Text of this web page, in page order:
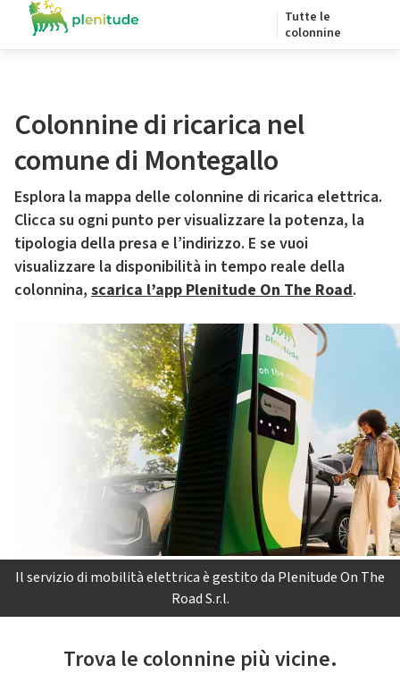
Tutte le
colonnine
Colonnine di ricarica nel
comune di Montegallo
Esplora la mappa delle colonnine di ricarica elettrica.
Clicca su ogni punto per visualizzare la potenza, la
tipologia della presa e l’indirizzo. E se vuoi
visualizzare la disponibilità in tempo reale della
colonnina, scarica l’app Plenitude On The Road.
Il servizio di mobilità elettrica è gestito da Plenitude On The
Road S.r.l.
Trova le colonnine più vicine.